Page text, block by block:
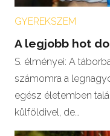
GYEREKSZEM
A legjobb hot
S. élményei: A
számomra a
egész életemben
külföldivel, de…